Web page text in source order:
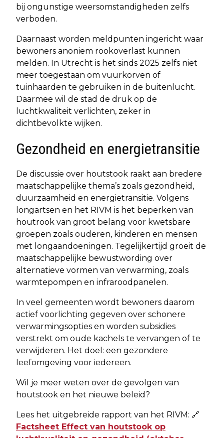
bij ongunstige weersomstandigheden zelfs
verboden.
Daarnaast worden meldpunten ingericht waar
bewoners anoniem rookoverlast kunnen
melden. In Utrecht is het sinds 2025 zelfs niet
meer toegestaan om vuurkorven of
tuinhaarden te gebruiken in de buitenlucht.
Daarmee wil de stad de druk op de
luchtkwaliteit verlichten, zeker in
dichtbevolkte wijken.
Gezondheid en energietransitie
De discussie over houtstook raakt aan bredere
maatschappelijke thema’s zoals gezondheid,
duurzaamheid en energietransitie. Volgens
longartsen en het RIVM is het beperken van
houtrook van groot belang voor kwetsbare
groepen zoals ouderen, kinderen en mensen
met longaandoeningen. Tegelijkertijd groeit de
maatschappelijke bewustwording over
alternatieve vormen van verwarming, zoals
warmtepompen en infraroodpanelen.
In veel gemeenten wordt bewoners daarom
actief voorlichting gegeven over schonere
verwarmingsopties en worden subsidies
verstrekt om oude kachels te vervangen of te
verwijderen. Het doel: een gezondere
leefomgeving voor iedereen.
Wil je meer weten over de gevolgen van
houtstook en het nieuwe beleid?
Lees het uitgebreide rapport van het RIVM: 🔗
Factsheet Effect van houtstook op